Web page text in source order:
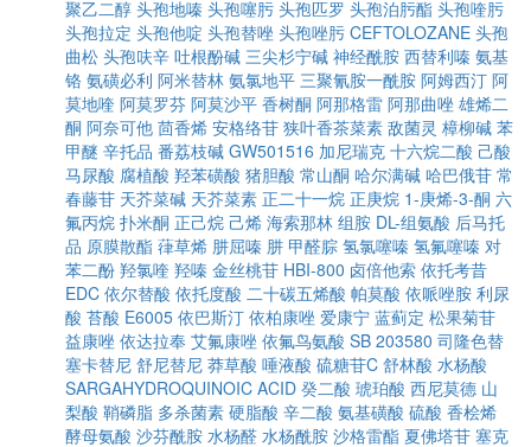
聚乙二醇 头孢地嗪 头孢噻肟 头孢匹罗 头孢泊肟酯 头孢喹肟
头孢拉定 头孢他啶 头孢替唑 头孢唑肟 CEFTOLOZANE 头孢
曲松 头孢呋辛 吐根酚碱 三尖杉宁碱 神经酰胺 西替利嗪 氨基
铬 氨磺必利 阿米替林 氨氯地平 三聚氰胺一酰胺 阿姆西汀 阿
莫地喹 阿莫罗芬 阿莫沙平 香树酮 阿那格雷 阿那曲唑 雄烯二
酮 阿奈可他 茴香烯 安格络苷 狭叶香茶菜素 敌菌灵 樟柳碱 苯
甲醚 辛托品 番荔枝碱 GW501516 加尼瑞克 十六烷二酸 己酸
马尿酸 腐植酸 羟苯磺酸 猪胆酸 常山酮 哈尔满碱 哈巴俄苷 常
春藤苷 天芥菜碱 天芥菜素 正二十一烷 正庚烷 1-庚烯-3-酮 六
氟丙烷 扑米酮 正己烷 己烯 海索那林 组胺 DL-组氨酸 后马托
品 原膜散酯 葎草烯 肼屈嗪 肼 甲醛腙 氢氯噻嗪 氢氟噻嗪 对
苯二酚 羟氯喹 羟嗪 金丝桃苷 HBI-800 卤倍他索 依托考昔
EDC 依尔替酸 依托度酸 二十碳五烯酸 帕莫酸 依哌唑胺 利尿
酸 苔酸 E6005 依巴斯汀 依柏康唑 爱康宁 蓝蓟定 松果菊苷
益康唑 依达拉奉 艾氟康唑 依氟鸟氨酸 SB 203580 司隆色替
塞卡替尼 舒尼替尼 莽草酸 唾液酸 硫糖苷C 舒林酸 水杨酸
SARGAHYDROQUINOIC ACID 癸二酸 琥珀酸 西尼莫德 山
梨酸 鞘磷脂 多杀菌素 硬脂酸 辛二酸 氨基磺酸 硫酸 香桧烯
酵母氨酸 沙芬酰胺 水杨醛 水杨酰胺 沙格雷酯 夏佛塔苷 塞克